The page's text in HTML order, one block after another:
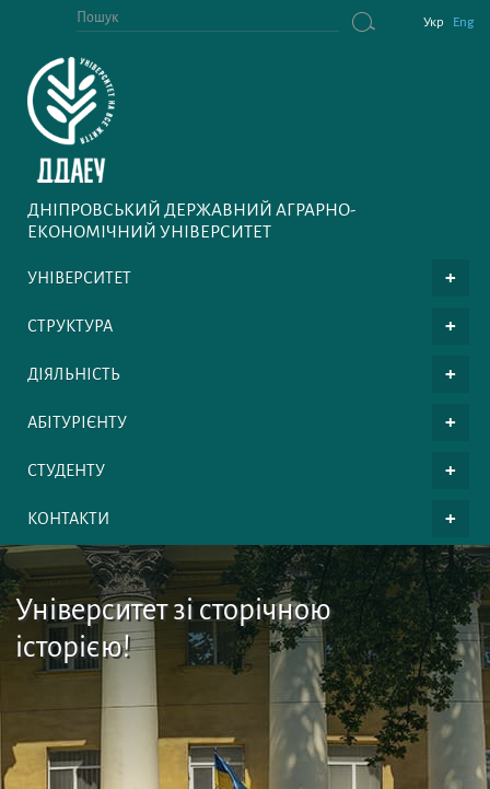
Укр Eng
ДНІПРОВСЬКИЙ ДЕРЖАВНИЙ АГРАРНО-
ЕКОНОМІЧНИЙ УНІВЕРСИТЕТ
УНІВЕРСИТЕТ
СТРУКТУРА
ДІЯЛЬНІСТЬ
АБІТУРІЄНТУ
СТУДЕНТУ
КОНТАКТИ
Університет зі сторічною
історією!